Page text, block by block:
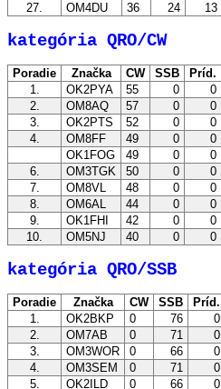
27.
OM4DU 36 24 13
kategória QRO/CW
Poradie Značka CW SSB Príd.
1.
OK2PYA 55 0 0
2.
OM8AQ 57 0 0
3.
OK2PTS 52 0 0
4.
OM8FF 49 0 0
OK1FOG
49 0 0
6.
OM3TGK 50 0 0
7.
OM8VL 48 0 0
8.
OM6AL 44 0 0
9.
OK1FHI 42 0 0
10.
OM5NJ 40 0 0
kategória QRO/SSB
Poradie Značka CW SSB Príd.
1.
OK2BKP 0 76 0
2.
OM7AB 0 71 0
3.
OM3WOR 0 66 0
4.
OM3SEM 0 71 0
5.
OK2ILD 0 66 0